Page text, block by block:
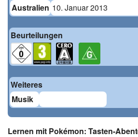
Australien 10. Januar 2013
Beurteilungen
Weiteres
Musik
Lernen mit Pokémon: Tasten-